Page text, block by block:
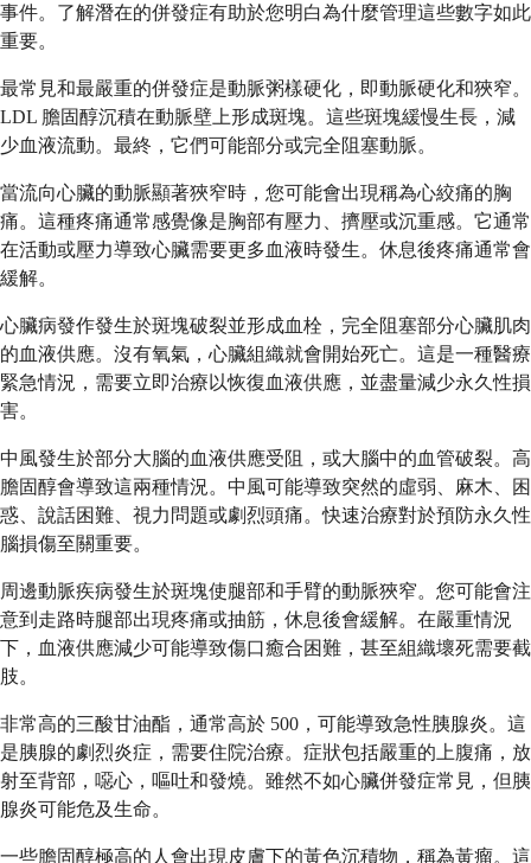
事件。了解潛在的併發症有助於您明白為什麼管理這些數字如此
重要。
最常見和最嚴重的併發症是動脈粥樣硬化，即動脈硬化和狹窄。
LDL 膽固醇沉積在動脈壁上形成斑塊。這些斑塊緩慢生長，減
少血液流動。最終，它們可能部分或完全阻塞動脈。
當流向心臟的動脈顯著狹窄時，您可能會出現稱為心絞痛的胸
痛。這種疼痛通常感覺像是胸部有壓力、擠壓或沉重感。它通常
在活動或壓力導致心臟需要更多血液時發生。休息後疼痛通常會
緩解。
心臟病發作發生於斑塊破裂並形成血栓，完全阻塞部分心臟肌肉
的血液供應。沒有氧氣，心臟組織就會開始死亡。這是一種醫療
緊急情況，需要立即治療以恢復血液供應，並盡量減少永久性損
害。
中風發生於部分大腦的血液供應受阻，或大腦中的血管破裂。高
膽固醇會導致這兩種情況。中風可能導致突然的虛弱、麻木、困
惑、說話困難、視力問題或劇烈頭痛。快速治療對於預防永久性
腦損傷至關重要。
周邊動脈疾病發生於斑塊使腿部和手臂的動脈狹窄。您可能會注
意到走路時腿部出現疼痛或抽筋，休息後會緩解。在嚴重情況
下，血液供應減少可能導致傷口癒合困難，甚至組織壞死需要截
肢。
非常高的三酸甘油酯，通常高於 500，可能導致急性胰腺炎。這
是胰腺的劇烈炎症，需要住院治療。症狀包括嚴重的上腹痛，放
射至背部，噁心，嘔吐和發燒。雖然不如心臟併發症常見，但胰
腺炎可能危及生命。
一些膽固醇極高的人會出現皮膚下的黃色沉積物，稱為黃瘤。這